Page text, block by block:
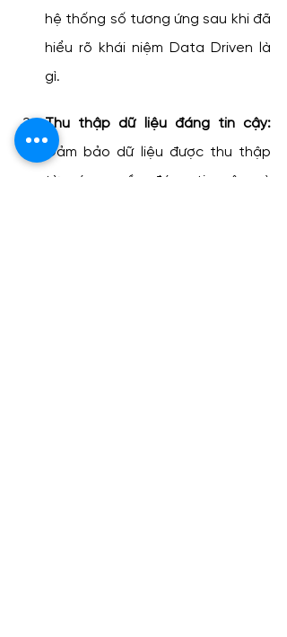
hệ thống số tương ứng sau khi đã
hiểu rõ khái niệm Data Driven là
gì.
Thu thập dữ liệu đáng tin cậy:
Đảm bảo dữ liệu được thu thập
từ các nguồn đáng tin cậy và